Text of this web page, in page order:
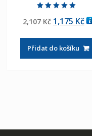
5.00
z 5
2,107Kč Původní
byla:
2,107 Kč
1,175 Kč
je:
Přidat do košíku